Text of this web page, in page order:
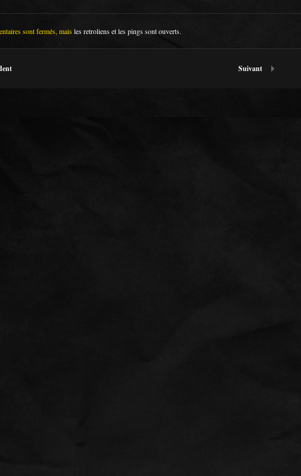
sont fermés, maisles retrolienset les pings sont ouverts.
Suivant